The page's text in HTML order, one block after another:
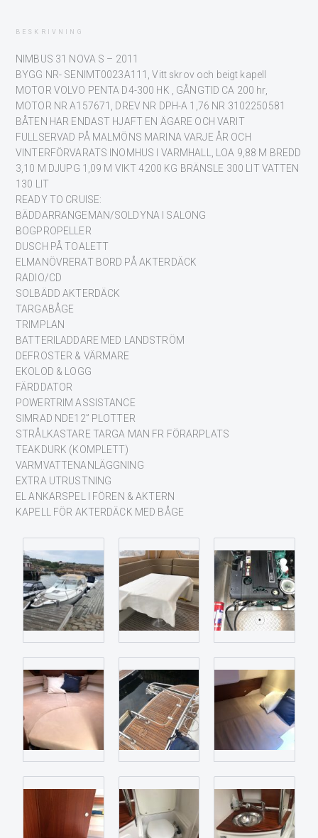
BESKRIVNING
NIMBUS 31 NOVA S – 2011
BYGG NR- SENIMT0023A111, Vitt skrov och beigt kapell
MOTOR VOLVO PENTA D4-300 HK , GÅNGTID CA 200 hr,
MOTOR NR A157671, DREV NR DPH-A 1,76 NR 3102250581
BÅTEN HAR ENDAST HJAFT EN ÄGARE OCH VARIT
FULLSERVAD PÅ MALMÖNS MARINA VARJE ÅR OCH
VINTERFÖRVARATS INOMHUS I VARMHALL, LOA 9,88 M BREDD
3,10 M DJUPG 1,09 M VIKT 4200 KG BRÄNSLE 300 LIT VATTEN
130 LIT
READY TO CRUISE:
BÄDDARRANGEMAN/SOLDYNA I SALONG
BOGPROPELLER
DUSCH PÅ TOALETT
ELMANÖVRERAT BORD PÅ AKTERDÄCK
RADIO/CD
SOLBÄDD AKTERDÄCK
TARGABÅGE
TRIMPLAN
BATTERILADDARE MED LANDSTRÖM
DEFROSTER & VÄRMARE
EKOLOD & LOGG
FÄRDDATOR
POWERTRIM ASSISTANCE
SIMRAD NDE12” PLOTTER
STRÅLKASTARE TARGA MAN FR FÖRARPLATS
TEAKDURK (KOMPLETT)
VARMVATTENANLÄGGNING
EXTRA UTRUSTNING
EL ANKARSPEL I FÖREN & AKTERN
KAPELL FÖR AKTERDÄCK MED BÅGE